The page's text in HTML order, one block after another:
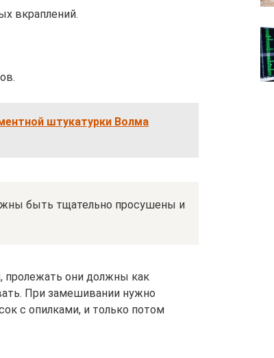
вкраплений.
штукатурки Волма
быть тщательно просушены и
пролежать они должны как
При замешивании нужно
с опилками, и только потом